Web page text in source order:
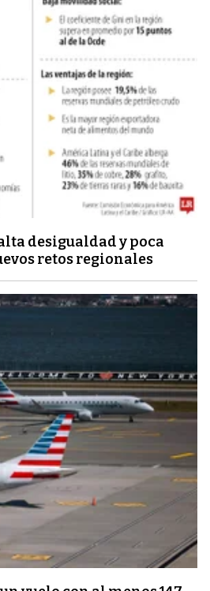
desigualdad y poca
retos regionales